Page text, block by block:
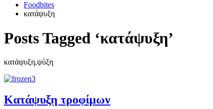
Foodbites
κατάψυξη
Posts Tagged ‘κατάψυξη’
κατάψυξη,ψύξη
Κατάψυξη τροφίμων